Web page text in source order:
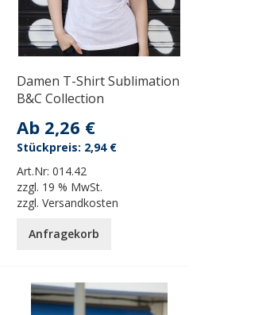
Damen T-Shirt Sublimation
B&C Collection
Ab 2,26 €
Art.Nr:014.42
zzgl. 19 % MwSt.
zzgl.Versandkosten
2,94 €
Anfragekorb